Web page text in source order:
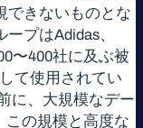
できないものとな
プはAdidas、
〜400社に及ぶ被
て使用されてい
に、大規模なデー
この規模と高度な